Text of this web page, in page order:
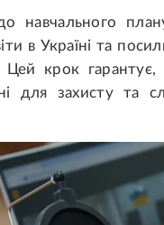
навчального
в Україні та
Цей крок
для захисту